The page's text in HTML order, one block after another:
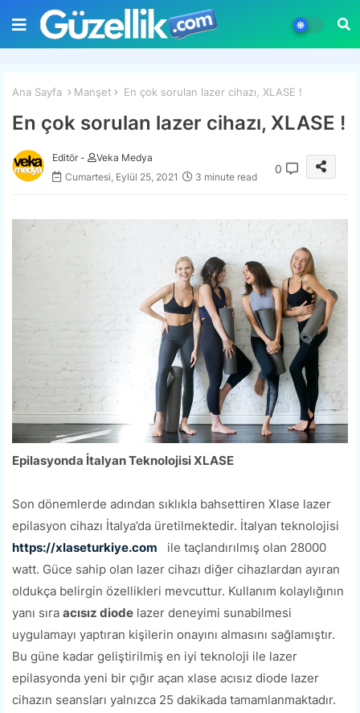
Ana Sayfa Manşet En çok sorulan lazer cihazı, XLASE !
En çok sorulan lazer cihazı, XLASE !
Editör -
Veka Medya
Cumartesi, Eylül 25, 2021
3 minute read
0
Epilasyonda İtalyan Teknolojisi XLASE
Son dönemlerde adından sıklıkla bahsettiren Xlase lazer
epilasyon cihazı İtalya’da üretilmektedir. İtalyan teknolojisi
https://xlaseturkiye.com ile taçlandırılmış olan 28000
watt. Güce sahip olan lazer cihazı diğer cihazlardan ayıran
oldukça belirgin özellikleri mevcuttur. Kullanım kolaylığının
yanı sıra acısız diode lazer deneyimi sunabilmesi
uygulamayı yaptıran kişilerin onayını almasını sağlamıştır.
Bu güne kadar geliştirilmiş en iyi teknoloji ile lazer
epilasyonda yeni bir çığır açan xlase acısız diode lazer
cihazın seansları yalnızca 25 dakikada tamamlanmaktadır.